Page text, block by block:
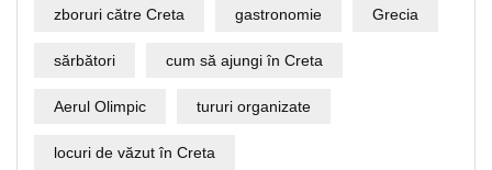
zboruri către Creta gastronomie Grecia
sărbători cum să ajungi în Creta
Aerul Olimpic tururi organizate
locuri de văzut în Creta